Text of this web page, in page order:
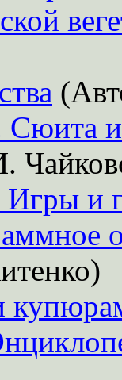
Сюита
и